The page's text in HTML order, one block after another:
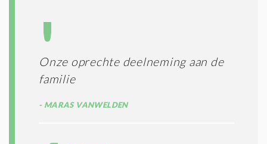
Onze oprechte deelneming aan de
familie
MARAS VANWELDEN